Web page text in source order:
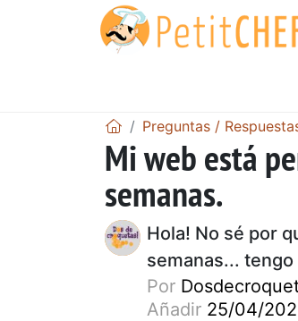
Preguntas /
Mi web está
semanas.
Hola! No sé por
semanas...
Por
Añadir 25/04/